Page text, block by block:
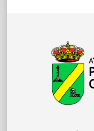
entradas